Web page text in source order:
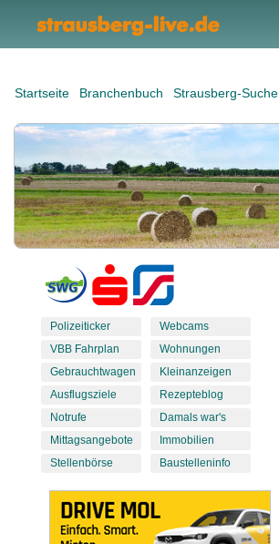
Startseite Branchenbuch Strausberg-Suche
Polizeiticker
VBB Fahrplan
Gebrauchtwagen
Ausflugsziele
Notrufe
Mittagsangebote
Stellenbörse
Webcams
Wohnungen
Kleinanzeigen
Rezepteblog
Damals war's
Immobilien
Baustelleninfo